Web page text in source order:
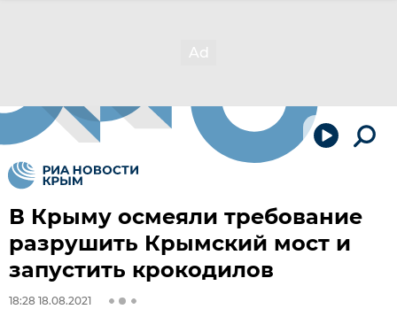
В Крыму осмеяли требование
разрушить Крымский мост и
запустить крокодилов
18:28 18.08.2021